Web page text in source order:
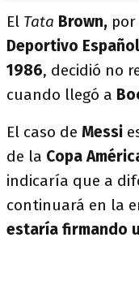
El Tata Brown,
Deportivo Español
1986, decidió no
cuando llegó a
El caso de Messi
de la Copa
indicaría que a
continuará en la
estaría firmando